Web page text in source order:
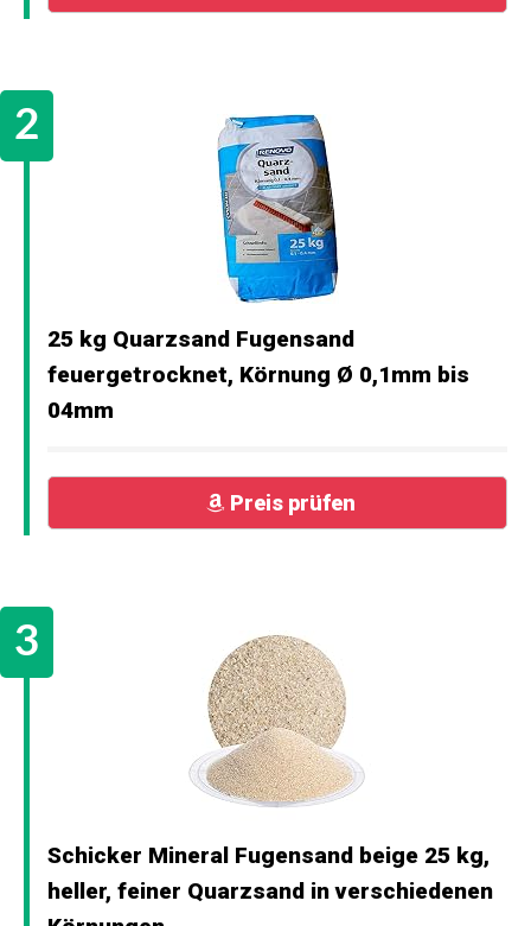
25 kg Quarzsand Fugensand
feuergetrocknet, Körnung Ø 0,1mm bis
04mm
Preis prüfen
Schicker Mineral Fugensand beige 25 kg,
heller, feiner Quarzsand in verschiedenen